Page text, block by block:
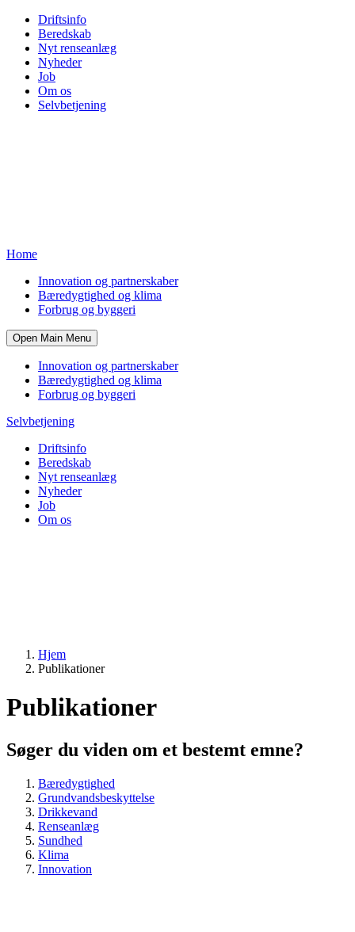
Driftsinfo
Beredskab
Nyt renseanlæg
Nyheder
Job
Om os
Selvbetjening
Home
Innovation og partnerskaber
Bæredygtighed og klima
Forbrug og byggeri
Open Main Menu
Innovation og partnerskaber
Bæredygtighed og klima
Forbrug og byggeri
Selvbetjening
Driftsinfo
Beredskab
Nyt renseanlæg
Nyheder
Job
Om os
Hjem
Publikationer
Publikationer
Søger du viden om et bestemt emne?
Bæredygtighed
Grundvandsbeskyttelse
Drikkevand
Renseanlæg
Sundhed
Klima
Innovation